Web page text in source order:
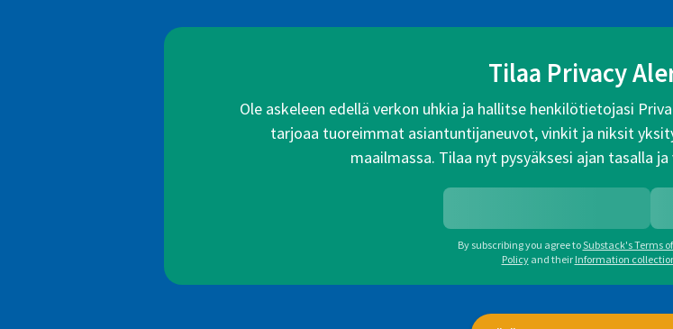
Tilaa Privacy
Ole askeleen edellä verkon uhkia ja hallitse henkilötietojasi
tarjoaa tuoreimmat asiantuntijaneuvot, vinkit ja niksit
maailmassa. Tilaa nyt pysyäksesi ajan tasalla
By subscribing you agree toSubstack's Terms
Policy and their Information